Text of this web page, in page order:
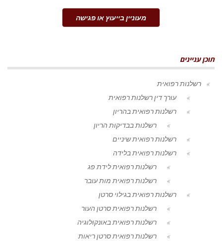
מעוניין בייעוץ או פגישה
תוכן עניינים
רשלנות רפואית
עורך דין רשלנות רפואית
רשלנות רפואית בהריון
רשלנות בבדיקות הריון
רשלנות רפואית שיניים
רשלנות רפואית בלידה
רשלנות רפואית לידת פג
רשלנות רפואית מות עובר
רשלנות רפואית בגילוי סרטן
רשלנות רפואית סרטן העור
רשלנות רפואית באונקולוגיה
רשלנות רפואית סרטן ריאות